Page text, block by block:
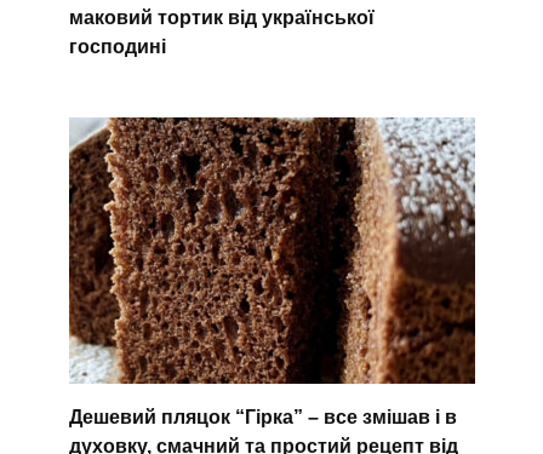
маковий тортик від української
господині
Дешевий пляцок “Гірка” – все змішав і в
духовку, смачний та простий рецепт від